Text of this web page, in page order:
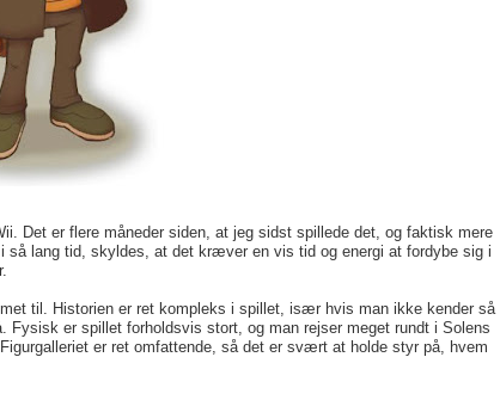
Det er flere måneder siden, at jeg sidst spillede det, og faktisk mere
lang tid, skyldes, at det kræver en vis tid og energi at fordybe sig i
til. Historien er ret kompleks i spillet, især hvis man ikke kender så
er spillet forholdsvis stort, og man rejser meget rundt i Solens
er ret omfattende, så det er svært at holde styr på, hvem